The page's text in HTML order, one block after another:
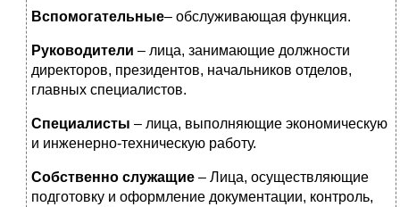
Вспомогательные– обслуживающая функция.
Руководители – лица, занимающие должности
директоров, президентов, начальников отделов,
главных специалистов.
Специалисты – лица, выполняющие экономическую
и инженерно-техническую работу.
Собственно служащие – Лица, осуществляющие
подготовку и оформление документации, контроль,